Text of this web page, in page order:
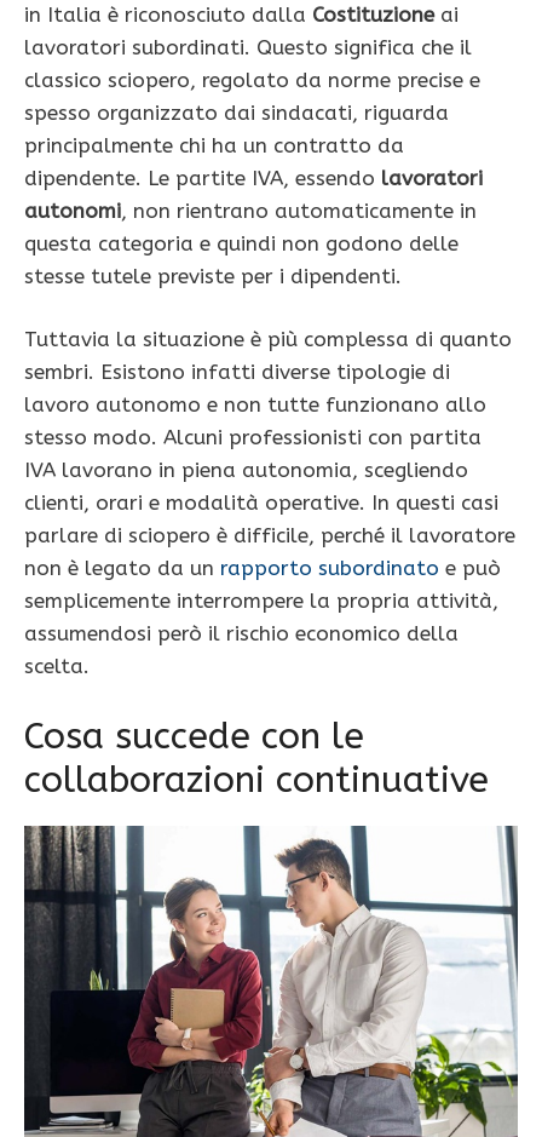
in Italia è riconosciuto dalla Costituzioneai
lavoratori subordinati. Questo significa che il
classico sciopero, regolato da norme precise e
spesso organizzato dai sindacati, riguarda
principalmente chi ha un contratto da
dipendente. Le partite IVA, essendo lavoratori
autonomi, non rientrano automaticamente in
questa categoria e quindi non godono delle
stesse tutele previste per i dipendenti.
Tuttavia la situazione è più complessa di quanto
sembri. Esistono infatti diverse tipologie di
lavoro autonomo e non tutte funzionano allo
stesso modo. Alcuni professionisti con partita
IVA lavorano in piena autonomia, scegliendo
clienti, orari e modalità operative. In questi casi
parlare di sciopero è difficile, perché il lavoratore
non è legato da un rapporto subordinato e può
semplicemente interrompere la propria attività,
assumendosi però il rischio economico della
scelta.
Cosa succede con le
collaborazioni continuative